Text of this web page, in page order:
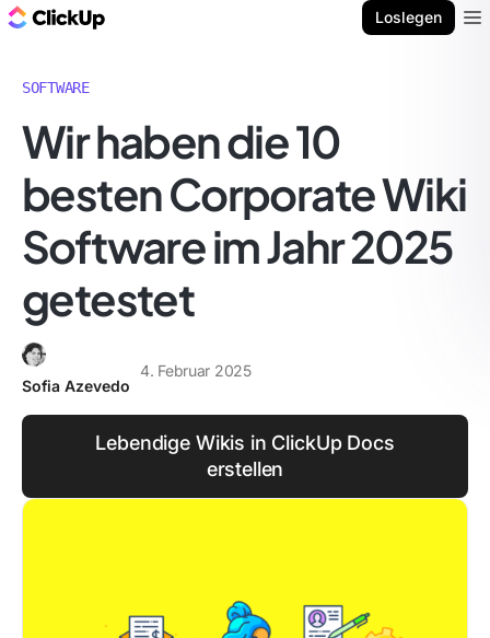
Loslegen
SOFTWARE
Wir haben die 10
besten Corporate Wiki
Software im Jahr 2025
getestet
Sofia Azevedo
4. Februar 2025
Lebendige Wikis in ClickUp Docs
erstellen